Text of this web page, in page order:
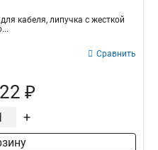
кабеля, липучка с жесткой
Сравнить
₽
+